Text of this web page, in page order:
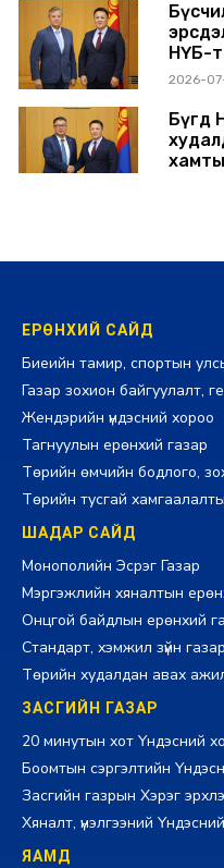
НҮБ-
2026-
Бүгд
ЕРӨНХИЙ САЙД
Биеийн тамир, спортын
Газар зохион байгуулалт,
Жендэрийн үндэсний хороо
Тагнуулын ерөнхий газар
Төрийн өмчийн бодлого,
Төрийн тусгай
ШАДАР САЙД
Монополийн Эсрэг Газар
Мэргэжлийн хяналтын
Онцгой байдлын ерөнхий
Стандарт, хэмжил зүйн газар
Төрийн худалдан авах
ЗАСГИЙН ГАЗАР
20 минутын хот Үндэсний
Боомтын сэргэлтийн
Засгийн газрын Хэрэг
Хяналт, үнэлгээний
ЯАМД